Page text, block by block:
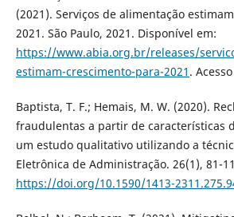
(2021). Serviços de alimentação
2021. São Paulo, 2021. Disponível em:
https://www.abia.org.br/releases/
estimam-crescimento-para-2021 .
Baptista, T. F.; Hemais, M. W. (2020).
fraudulentas a partir de características
um estudo qualitativo utilizando a
Eletrônica de Administração. 26(1), 81-
https://doi.org/10.1590/1413-